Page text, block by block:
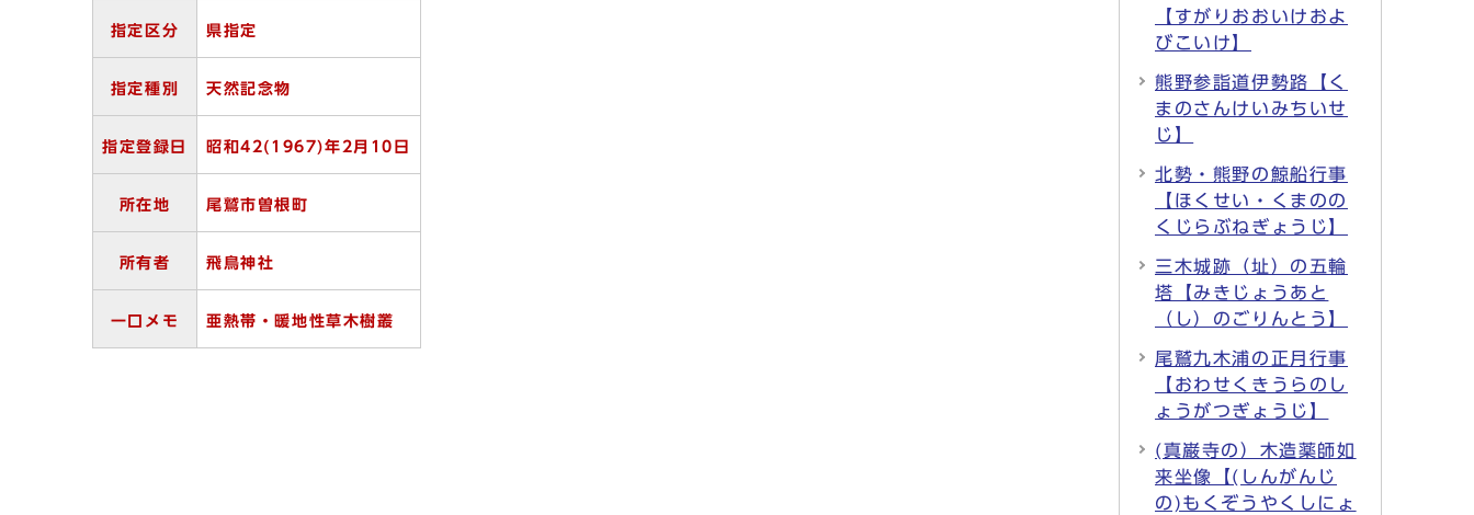
指定区分 県指定
指定種別 天然記念物
指定登録日 昭和42(1967)年2月10 日
所在地 尾鷲市曽根町
所有者 飛鳥神社
一口メモ 亜熱帯・暖地性草木樹叢
【すがりおおいけおよ
びこいけ】
熊野参詣道伊勢路【く
まのさんけいみちいせ
じ】
北勢・熊野の鯨船行事
【ほくせい・くまのの
くじらぶねぎょうじ】
三木城跡（址）の五輪
塔【みきじょうあと
（し）のごりんとう】
尾鷲九木浦の正月行事
【おわせくきうらのし
ょうがつぎょうじ】
(真巌寺の）木造薬師如
来坐像【(しんがんじ
の)もくぞうやくしにょ